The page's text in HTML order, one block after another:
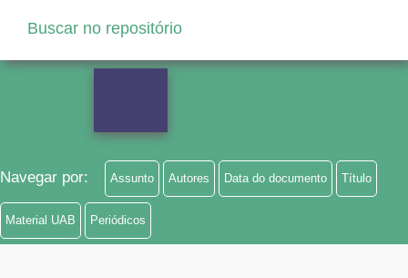
Navegar por: Assunto Autores Data do documento Título
Material UAB Periódicos